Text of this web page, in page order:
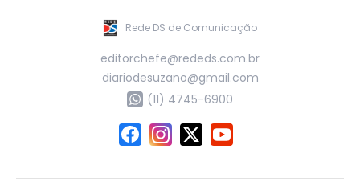
Rede DS de Comunicação
editorchefe@rededs.com.br
diariodesuzano@gmail.com
(11) 4745-6900